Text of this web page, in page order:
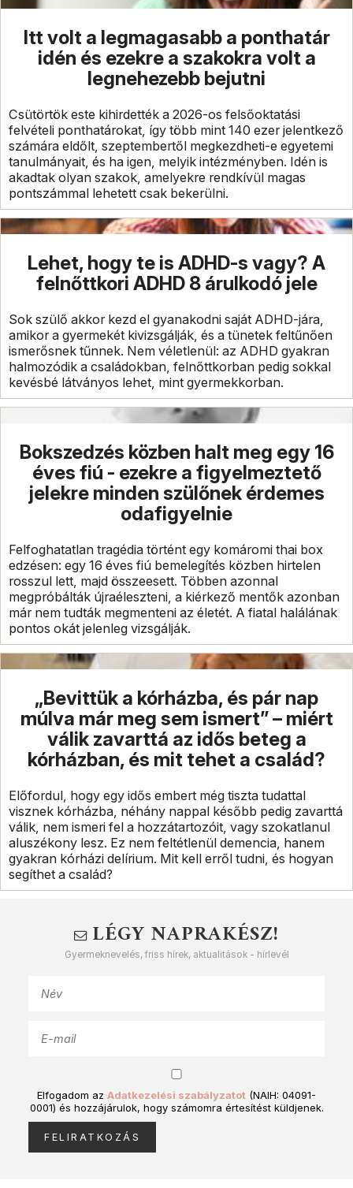
Itt volt a legmagasabb a ponthatár
idén és ezekre a szakokra volt a
legnehezebb bejutni
Csütörtök este kihirdették a 2026-os felsőoktatási
felvételi ponthatárokat, így több mint 140 ezer jelentkező
számára eldőlt, szeptembertől megkezdheti-e egyetemi
tanulmányait, és ha igen, melyik intézményben. Idén is
akadtak olyan szakok, amelyekre rendkívül magas
pontszámmal lehetett csak bekerülni.
Lehet, hogy te is ADHD-s vagy? A
felnőttkori ADHD 8 árulkodó jele
Sok szülő akkor kezd el gyanakodni saját ADHD-jára,
amikor a gyermekét kivizsgálják, és a tünetek feltűnően
ismerősnek tűnnek. Nem véletlenül: az ADHD gyakran
halmozódik a családokban, felnőttkorban pedig sokkal
kevésbé látványos lehet, mint gyermekkorban.
Bokszedzés közben halt meg egy 16
éves fiú - ezekre a figyelmeztető
jelekre minden szülőnek érdemes
odafigyelnie
Felfoghatatlan tragédia történt egy komáromi thai box
edzésen: egy 16 éves fiú bemelegítés közben hirtelen
rosszul lett, majd összeesett. Többen azonnal
megpróbálták újraéleszteni, a kiérkező mentők azonban
már nem tudták megmenteni az életét. A fiatal halálának
pontos okát jelenleg vizsgálják.
„Bevittük a kórházba, és pár nap
múlva már meg sem ismert” – miért
válik zavarttá az idős beteg a
kórházban, és mit tehet a család?
Előfordul, hogy egy idős embert még tiszta tudattal
visznek kórházba, néhány nappal később pedig zavarttá
válik, nem ismeri fel a hozzátartozóit, vagy szokatlanul
aluszékony lesz. Ez nem feltétlenül demencia, hanem
gyakran kórházi delírium. Mit kell erről tudni, és hogyan
segíthet a család?
LÉGY NAPRAKÉSZ!
Gyermeknevelés, friss hírek, aktualitások - hírlevél
Elfogadom az Adatkezelési szabályzatot (NAIH: 04091-
0001) és hozzájárulok, hogy számomra értesítést küldjenek.